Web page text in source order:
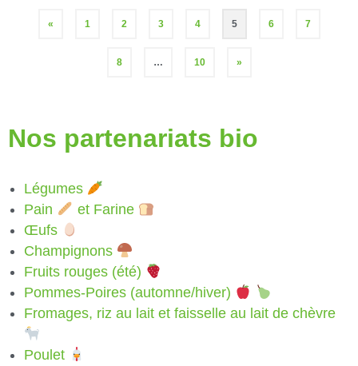
« 1 2 3 4 5 6 7
8 … 10 »
Nos partenariats bio
Légumes
Pain
et Farine
Œufs
Champignons
Fruits rouges (été)
Pommes-Poires (automne/hiver)
Fromages, riz au lait et faisselle au lait de chèvre
Poulet